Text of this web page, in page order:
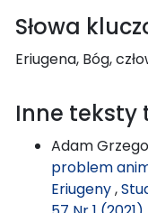
Słowa
Eriugena, Bóg,
Inne teksty
Adam
problem
Eriugeny,